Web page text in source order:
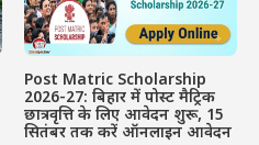
Post Matric Scholarship
2026-27: बिहार में पोस्ट मैट्रिक
छात्रवृत्ति के लिए आवेदन शुरू, 15
सितंबर तक करें ऑनलाइन आवेदन